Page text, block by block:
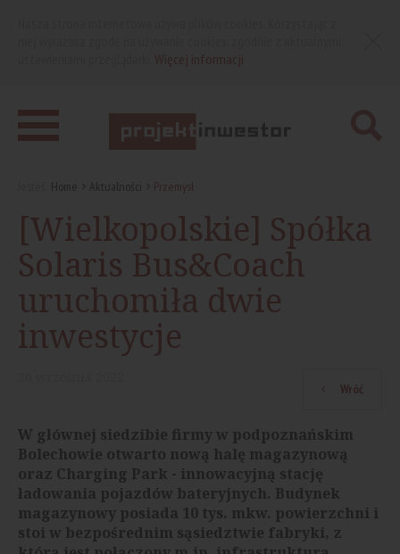
Home Aktualności Przemysł
[Wielkopolskie] Spółka
Solaris Bus&Coach
uruchomiła dwie
inwestycje
Wróć
W głównej siedzibie firmy w podpoznańskim
Bolechowie otwarto nową halę magazynową
oraz Charging Park - innowacyjną stację
ładowania pojazdów bateryjnych. Budynek
magazynowy posiada 10 tys. mkw. powierzchni i
stoi w bezpośrednim sąsiedztwie fabryki, z